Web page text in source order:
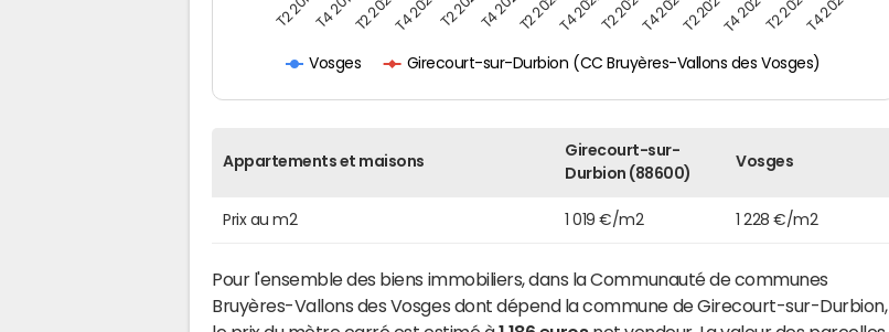
Vosges Girecourt-sur-Durbion (CC Bruyères-Vallons des Vosges)
T4 2020 T4 2022 T4 2023T2 2024T4 2024 T4 2025
Appartements et maisons
Girecourt-sur-
Durbion (88600)
Vosges
Prix au m2 1 019 €/m2 1 228 €/m2
Pour l'ensemble des biens immobiliers, dans la Communauté de communes
Bruyères-Vallons des Vosges dont dépend la commune de Girecourt-sur-Durbion,